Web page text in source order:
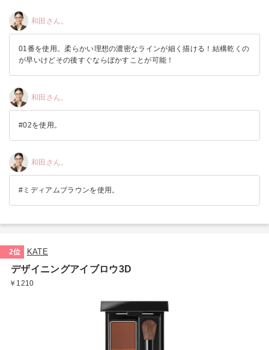
和田さん。
01番を使用。柔らかい理想の濃密なラインが細く描ける！結構乾くの
が早いけどその後すぐならぼかすことが可能！
和田さん。
#02を使用。
和田さん。
#ミディアムブラウンを使用。
2位 KATE
デザイニングアイブロウ3D
￥1210